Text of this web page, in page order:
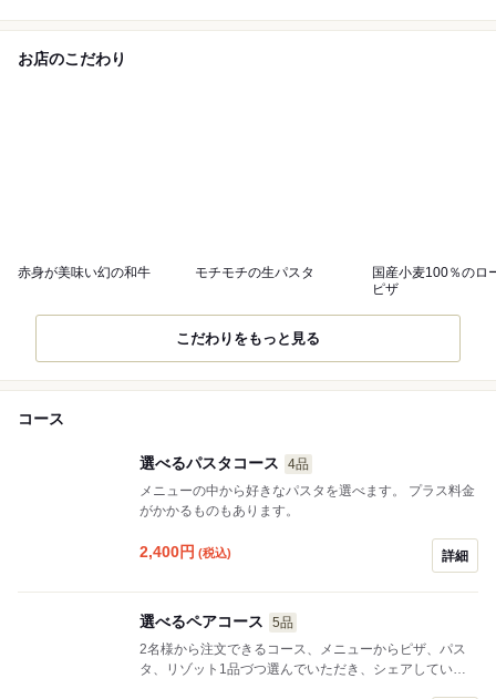
お店のこだわり
赤身が美味い幻の和牛 モチモチの生パスタ
国産小麦100％のロ
ピザ
こだわりをもっと見る
コース
選べるパスタコース
4品
メニューの中から好きなパスタを選べます。 プラス料金
がかかるものもあります。
2,400円 (税込) 詳細
選べるペアコース
5品
2名様から注文できるコース、メニューからピザ、パス
タ、リゾット1品づつ選んでいただき、シェアしていた